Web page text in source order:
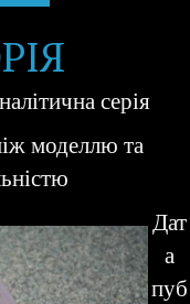
серія
моделлю та
Дат
а
пуб